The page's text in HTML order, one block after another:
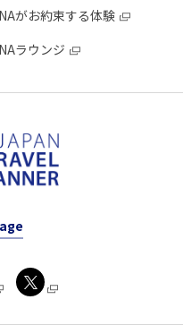
がお約束する体験
ラウンジ